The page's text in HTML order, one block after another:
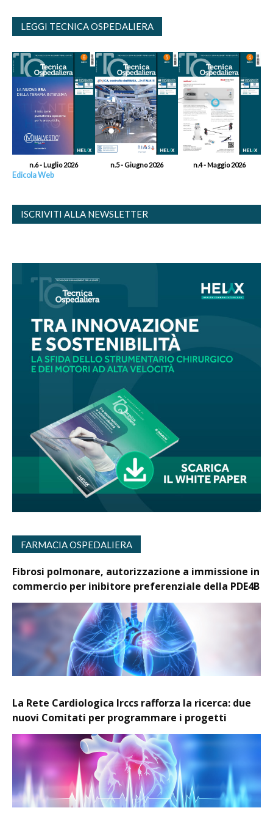
LEGGI TECNICA OSPEDALIERA
n.6 - Luglio 2026 n.5 - Giugno 2026 n.4 - Maggio 2026
Edicola Web
ISCRIVITI ALLA NEWSLETTER
FARMACIA OSPEDALIERA
Fibrosi polmonare, autorizzazione a immissione in
commercio per inibitore preferenziale della PDE4B
La Rete Cardiologica Irccs rafforza la ricerca: due
nuovi Comitati per programmare i progetti